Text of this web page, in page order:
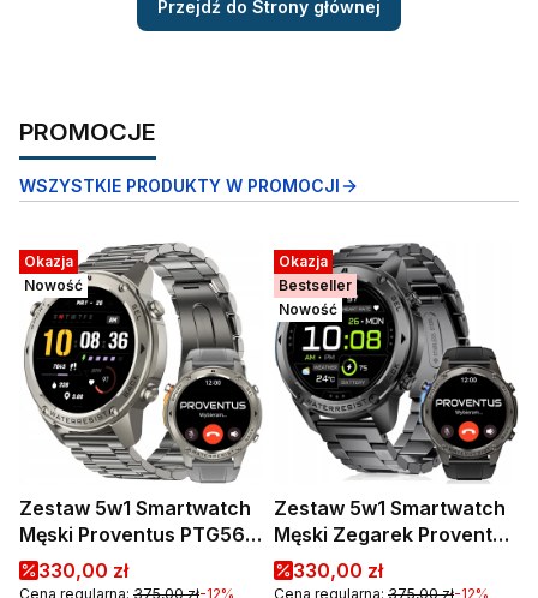
Przejdź do Strony głównej
PROMOCJE
WSZYSTKIE PRODUKTY W PROMOCJI
Okazja
Nowość
Zestaw 5w1 Smartwatch
Męski Proventus PTG56
srebny— GPS,
WODOODPORNY 5ATM,
Cena promocyjna
330,00 zł
Cena regularna: 375,00 zł-12%
Okazja
Bestseller
Nowość
Zestaw 5w1 Smartwatch
Męski Zegarek Proventus
PTG56 czarny — GPS,
WODOODPORNY 5ATM,
Cena promocyjna
330,00 zł
Cena regularna: 375,00 zł-12%